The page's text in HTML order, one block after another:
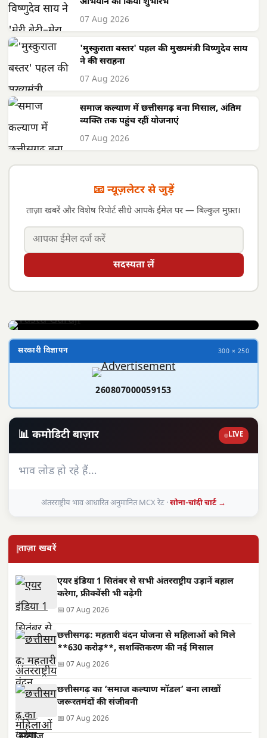
07 Aug 2026
'मुस्कुराता बस्तर' पहल की मुख्यमंत्री विष्णुदेव साय
ने की सराहना
07 Aug 2026
समाज कल्याण में छत्तीसगढ़ बना मिसाल, अंतिम
व्यक्ति तक पहुंच रहीं योजनाएं
07 Aug 2026
📧 न्यूज़लेटर से जुड़ें
ताज़ा खबरें और विशेष रिपोर्ट सीधे आपके ईमेल पर — बिल्कुल मुफ़्त।
सदस्यता लें
सरकारी विज्ञापन 300 × 250
260807000059153
📊 कमोडिटी बाज़ार LIVE
भाव लोड हो रहे हैं…
अंतरराष्ट्रीय भाव आधारित अनुमानित MCX रेट ·सोना-चांदी चार्ट →
ताज़ा खबरें
एयर इंडिया 1 सितंबर से सभी अंतरराष्ट्रीय उड़ानें बहाल
करेगा, फ्रीक्वेंसी भी बढ़ेगी
📅 07 Aug 2026
छत्तीसगढ़: महतारी वंदन योजना से महिलाओं को मिले
**630 करोड़**, सशक्तिकरण की नई मिसाल
📅 07 Aug 2026
छत्तीसगढ़ का ‘समाज कल्याण मॉडल’ बना लाखों
जरूरतमंदों की संजीवनी
📅 07 Aug 2026